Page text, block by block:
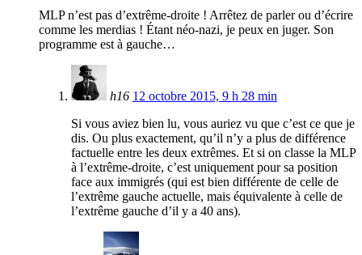
MLP n’est pas d’extrême-droite ! Arrêtez de parler ou d’écrire
comme les merdias ! Étant néo-nazi, je peux en juger. Son
programme est à gauche…
h16 12 octobre 2015, 9 h 28 min
Si vous aviez bien lu, vous auriez vu que c’est ce que je
dis. Ou plus exactement, qu’il n’y a plus de différence
factuelle entre les deux extrêmes. Et si on classe la MLP
à l’extrême-droite, c’est uniquement pour sa position
face aux immigrés (qui est bien différente de celle de
l’extrême gauche actuelle, mais équivalente à celle de
l’extrême gauche d’il y a 40 ans).